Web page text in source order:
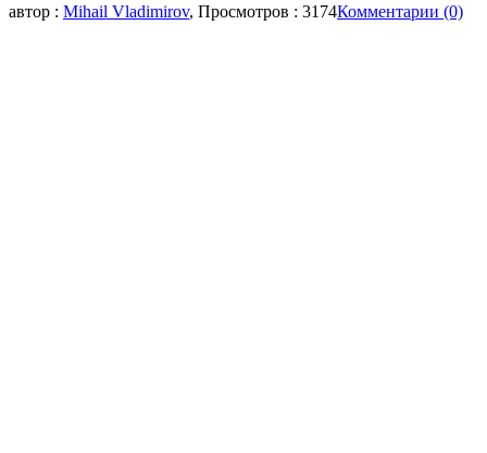
автор : Mihail Vladimirov, Просмотров : 3174Комментарии (0)